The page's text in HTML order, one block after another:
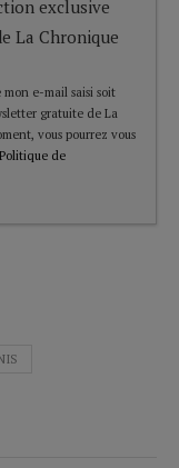
exclusive
La Chronique
e-mail saisi soit
gratuite de La
vous pourrez vous
Politique de